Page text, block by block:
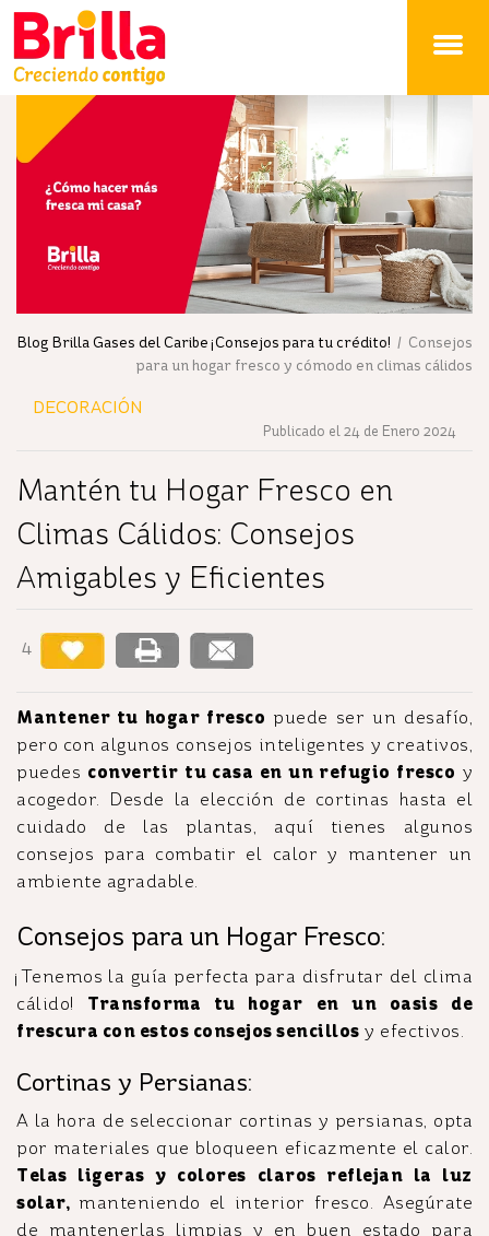
Blog Brilla Gases del Caribe ¡Consejos para tu crédito! / Consejos
para un hogar fresco y cómodo en climas cálidos
DECORACIÓN
Publicado el 24 de Enero 2024
Mantén tu Hogar Fresco en
Climas Cálidos: Consejos
Amigables y Eficientes
4
Mantener tu hogar fresco puede ser un desafío,
pero con algunos consejos inteligentes y creativos,
puedes convertir tu casa en un refugio fresco y
acogedor. Desde la elección de cortinas hasta el
cuidado de las plantas, aquí tienes algunos
consejos para combatir el calor y mantener un
ambiente agradable.
Consejos para un Hogar Fresco:
¡Tenemos la guía perfecta para disfrutar del clima
cálido! Transforma tu hogar en un oasis de
frescura con estos consejos sencillos y efectivos.
Cortinas y Persianas:
A la hora de seleccionar cortinas y persianas, opta
por materiales que bloqueen eficazmente el calor.
Telas ligeras y colores claros reflejan la luz
solar, manteniendo el interior fresco. Asegúrate
de mantenerlas limpias y en buen estado para